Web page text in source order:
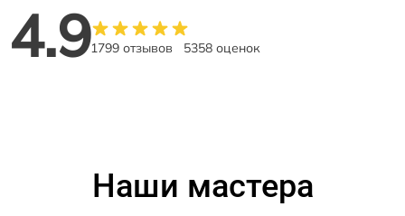
4.91799 отзывов 5358 оценок
Наши мастера